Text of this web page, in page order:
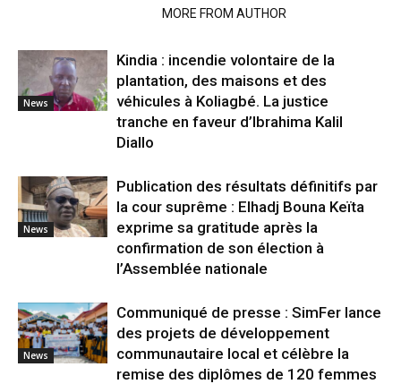
MORE FROM AUTHOR
News
Kindia : incendie volontaire de la
plantation, des maisons et des
véhicules à Koliagbé. La justice
tranche en faveur d’Ibrahima Kalil
Diallo
News
Publication des résultats définitifs par
la cour suprême : Elhadj Bouna Keïta
exprime sa gratitude après la
confirmation de son élection à
l’Assemblée nationale
News
Communiqué de presse : SimFer lance
des projets de développement
communautaire local et célèbre la
remise des diplômes de 120 femmes